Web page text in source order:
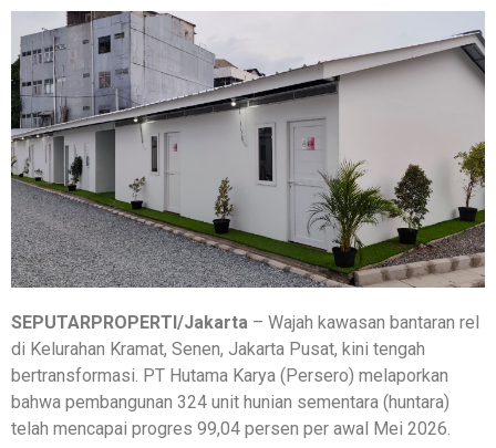
SEPUTARPROPERTI/Jakarta – Wajah kawasan bantaran rel
di Kelurahan Kramat, Senen, Jakarta Pusat, kini tengah
bertransformasi. PT Hutama Karya (Persero) melaporkan
bahwa pembangunan 324 unit hunian sementara (huntara)
telah mencapai progres 99,04 persen per awal Mei 2026.